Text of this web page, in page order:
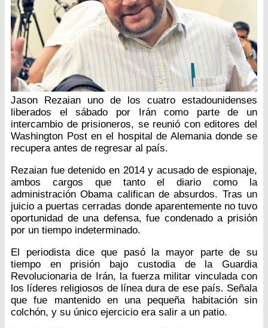
Jason Rezaian uno de los cuatro estadounidenses
liberados el sábado por Irán como parte de un
intercambio de prisioneros, se reunió con editores del
Washington Post en el hospital de Alemania donde se
recupera antes de regresar al país.
Rezaian fue detenido en 2014 y acusado de espionaje,
ambos cargos que tanto el diario como la
administración Obama califican de absurdos. Tras un
juicio a puertas cerradas donde aparentemente no tuvo
oportunidad de una defensa, fue condenado a prisión
por un tiempo indeterminado.
El periodista dice que pasó la mayor parte de su
tiempo en prisión bajo custodia de la Guardia
Revolucionaria de Irán, la fuerza militar vinculada con
los líderes religiosos de línea dura de ese país. Señala
que fue mantenido en una pequeña habitación sin
colchón, y su único ejercicio era salir a un patio.